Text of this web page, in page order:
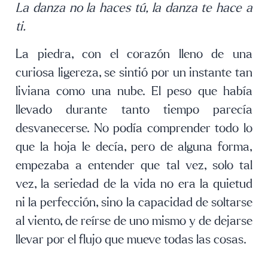
La danza no la haces tú, la danza te hace a
ti.
La piedra, con el corazón lleno de una
curiosa ligereza, se sintió por un instante tan
liviana como una nube. El peso que había
llevado durante tanto tiempo parecía
desvanecerse. No podía comprender todo lo
que la hoja le decía, pero de alguna forma,
empezaba a entender que tal vez, solo tal
vez, la seriedad de la vida no era la quietud
ni la perfección, sino la capacidad de soltarse
al viento, de reírse de uno mismo y de dejarse
llevar por el flujo que mueve todas las cosas.